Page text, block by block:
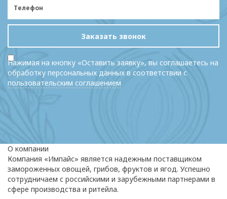
Заказать звонок
Нажимая на кнопку «Оставить заявку», вы соглашаетесь на
обработку персональных данных в соответствии с
пользовательским соглашением
О компании
Компания «Импайс» является надежным поставщиком
замороженных овощей, грибов, фруктов и ягод. Успешно
сотрудничаем с российскими и зарубежными партнерами в
сфере производства и ритейла.